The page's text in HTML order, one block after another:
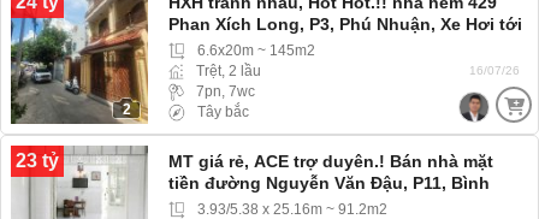
2
Phan Xích Long, P3, Phú Nhuận, Xe Hơi tới
tận nơi6.6x20m ~ 145m2
Trệt, 2 lầu
7pn, 7wc
Tây bắc
16/07/26
23 tỷ
MT giá rẻ, ACE trợ duyên.! Bán nhà mặt
tiền đường Nguyễn Văn Đậu, P11, Bình
Thạnh3.93/5.38 x 25.16m ~ 91.2m2